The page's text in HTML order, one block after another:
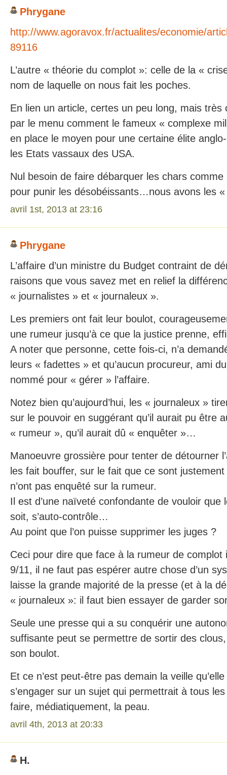
Phrygane
http://www.agoravox.fr/actualites/economie/
89116
L’autre « théorie du complot »: celle de la «
nom de laquelle on nous fait les poches.
En lien un article, certes un peu long, mais très
par le menu comment le fameux « complexe
en place le moyen pour une certaine élite
les Etats vassaux des USA.
Nul besoin de faire débarquer les chars
pour punir les désobéissants…nous avons les
avril 1st, 2013 at 23:16
Phrygane
L’affaire d’un ministre du Budget contraint de
raisons que vous savez met en relief la
« journalistes » et « journaleux ».
Les premiers ont fait leur boulot,
une rumeur jusqu’à ce que la justice prenne,
A noter que personne, cette fois-ci, n’a
leurs « fadettes » et qu’aucun procureur, ami
nommé pour « gérer » l’affaire.
Notez bien qu’aujourd’hui, les « journaleux »
sur le pouvoir en suggérant qu’il aurait pu être
« rumeur », qu’il aurait dû « enquêter »…
Manoeuvre grossière pour tenter de détourner
les fait bouffer, sur le fait que ce sont
n’ont pas enquêté sur la rumeur.
Il est d’une naïveté confondante de vouloir que
soit, s’auto-contrôle…
Au point que l’on puisse supprimer les juges ?
Ceci pour dire que face à la rumeur de complot
9/11, il ne faut pas espérer autre chose d’un
laisse la grande majorité de la presse (et à la
« journaleux »: il faut bien essayer de garder
Seule une presse qui a su conquérir une
suffisante peut se permettre de sortir des
son boulot.
Et ce n’est peut-être pas demain la veille
s’engager sur un sujet qui permettrait à tous
faire, médiatiquement, la peau.
avril 4th, 2013 at 20:33
H.